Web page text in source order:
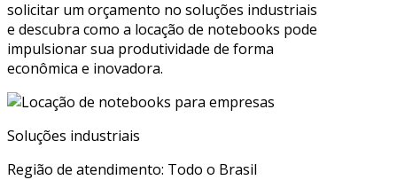
solicitar um orçamento no soluções industriais
e descubra como a locação de notebooks pode
impulsionar sua produtividade de forma
econômica e inovadora.
Soluções industriais
Região de atendimento: Todo o Brasil